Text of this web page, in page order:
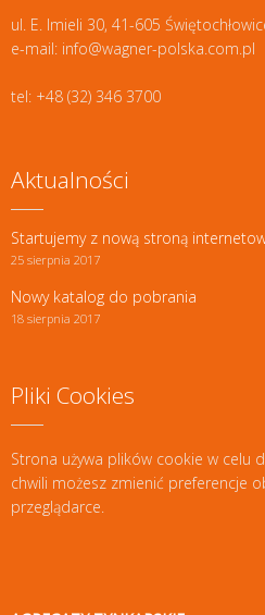
ul. E. Imieli 30, 41-605
e-mail: info@wagner-polska.com.pl
tel: +48 (32) 346 3700
Aktualności
Startujemy z nową stroną
25 sierpnia 2017
Nowy katalog do pobrania
18 sierpnia 2017
Pliki Cookies
Strona używa plików cookie w celu
chwili możesz zmienić preferencje
przeglądarce.